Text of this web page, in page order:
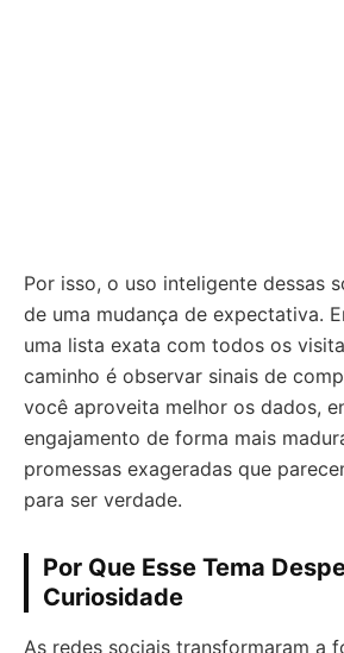
Por isso, o uso inteligente dessas
de uma mudança de expectativa.
uma lista exata com todos os
caminho é observar sinais de
você aproveita melhor os dados,
engajamento de forma mais
promessas exageradas que
para ser verdade.
Por Que Esse Tema
Curiosidade
As redes sociais transformaram a